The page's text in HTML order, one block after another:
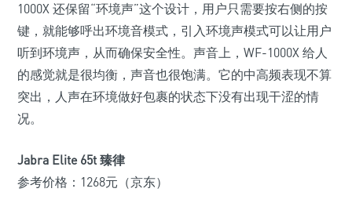
1000X 还保留“环境声”这个设计，用户只需要按右侧的按
键，就能够呼出环境音模式，引入环境声模式可以让用户
听到环境声，从而确保安全性。声音上，WF-1000X 给人
的感觉就是很均衡，声音也很饱满。它的中高频表现不算
突出，人声在环境做好包裹的状态下没有出现干涩的情
况。
Jabra Elite 65t 臻律
参考价格：1268元（京东）